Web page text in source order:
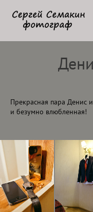
Прекрасная пара Денис
и безумно влюбленная!